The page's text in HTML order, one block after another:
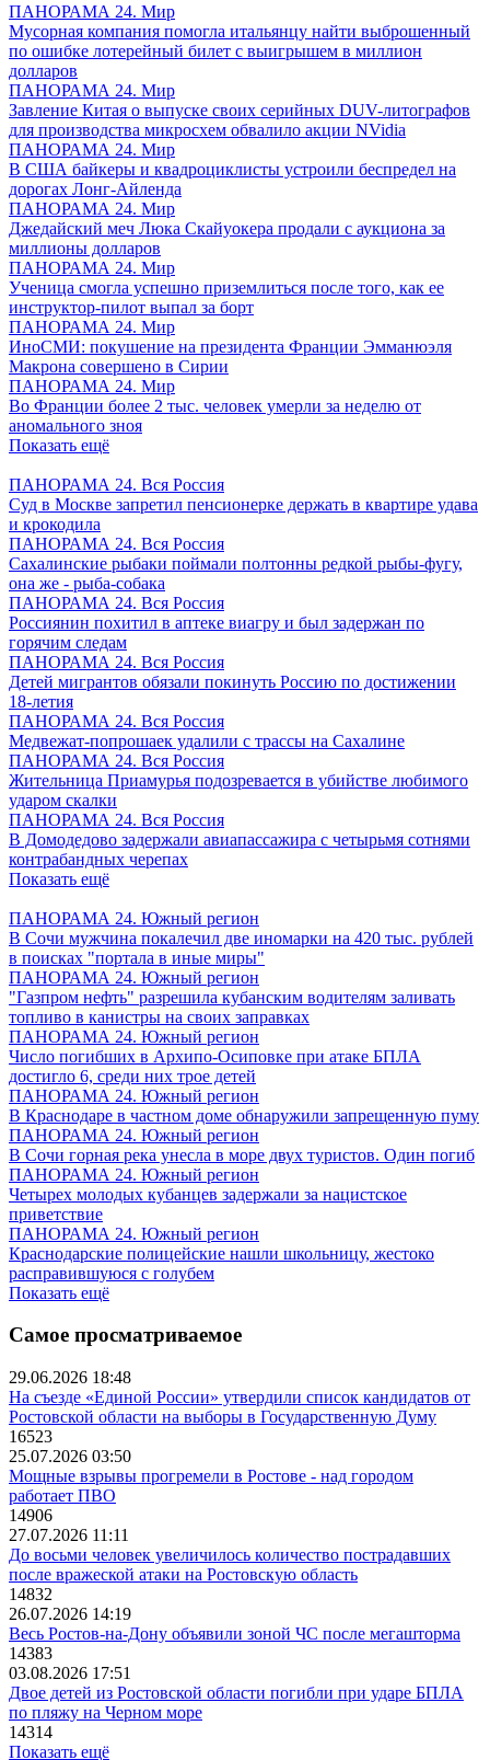
ПАНОРАМА 24. Мир
Мусорная компания помогла итальянцу найти выброшенный
по ошибке лотерейный билет с выигрышем в миллион
долларов
ПАНОРАМА 24. Мир
Завление Китая о выпуске своих серийных DUV-литографов
для производства микросхем обвалило акции NVidia
ПАНОРАМА 24. Мир
В США байкеры и квадроциклисты устроили беспредел на
дорогах Лонг-Айленда
ПАНОРАМА 24. Мир
Джедайский меч Люка Скайуокера продали с аукциона за
миллионы долларов
ПАНОРАМА 24. Мир
Ученица смогла успешно приземлиться после того, как ее
инструктор-пилот выпал за борт
ПАНОРАМА 24. Мир
ИноСМИ: покушение на президента Франции Эмманюэля
Макрона совершено в Сирии
ПАНОРАМА 24. Мир
Во Франции более 2 тыс. человек умерли за неделю от
аномального зноя
Показать ещё
ПАНОРАМА 24. Вся Россия
Суд в Москве запретил пенсионерке держать в квартире удава
и крокодила
ПАНОРАМА 24. Вся Россия
Сахалинские рыбаки поймали полтонны редкой рыбы-фугу,
она же - рыба-собака
ПАНОРАМА 24. Вся Россия
Россиянин похитил в аптеке виагру и был задержан по
горячим следам
ПАНОРАМА 24. Вся Россия
Детей мигрантов обязали покинуть Россию по достижении
18-летия
ПАНОРАМА 24. Вся Россия
Медвежат-попрошаек удалили с трассы на Сахалине
ПАНОРАМА 24. Вся Россия
Жительница Приамурья подозревается в убийстве любимого
ударом скалки
ПАНОРАМА 24. Вся Россия
В Домодедово задержали авиапассажира с четырьмя сотнями
контрабандных черепах
Показать ещё
ПАНОРАМА 24. Южный регион
В Сочи мужчина покалечил две иномарки на 420 тыс. рублей
в поисках "портала в иные миры"
ПАНОРАМА 24. Южный регион
"Газпром нефть" разрешила кубанским водителям заливать
топливо в канистры на своих заправках
ПАНОРАМА 24. Южный регион
Число погибших в Архипо-Осиповке при атаке БПЛА
достигло 6, среди них трое детей
ПАНОРАМА 24. Южный регион
В Краснодаре в частном доме обнаружили запрещенную пуму
ПАНОРАМА 24. Южный регион
В Сочи горная река унесла в море двух туристов. Один погиб
ПАНОРАМА 24. Южный регион
Четырех молодых кубанцев задержали за нацистское
приветствие
ПАНОРАМА 24. Южный регион
Краснодарские полицейские нашли школьницу, жестоко
расправившуюся с голубем
Показать ещё
Самое просматриваемое
29.06.2026 18:48
На съезде «Единой России» утвердили список кандидатов от
Ростовской области на выборы в Государственную Думу
16523
25.07.2026 03:50
Мощные взрывы прогремели в Ростове - над городом
работает ПВО
14906
27.07.2026 11:11
До восьми человек увеличилось количество пострадавших
после вражеской атаки на Ростовскую область
14832
26.07.2026 14:19
Весь Ростов-на-Дону объявили зоной ЧС после мегашторма
14383
03.08.2026 17:51
Двое детей из Ростовской области погибли при ударе БПЛА
по пляжу на Черном море
14314
Показать ещё